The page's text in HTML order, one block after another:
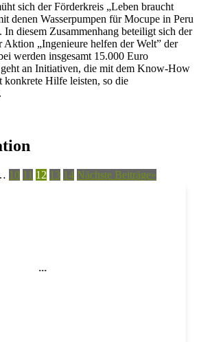
sich der Förderkreis „Leben braucht
denen Wasserpumpen für Mocupe in Peru
In diesem Zusammenhang beteiligt sich der
Aktion „Ingenieure helfen der Welt” der
werden insgesamt 15.000 Euro
an Initiativen, die mit dem Know-How
Hilfe leisten, so die
10 11 12 13 14 Nächste Beiträge»